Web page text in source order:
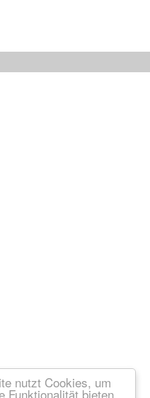
nutzt Cookies, um
Funktionalität bieten